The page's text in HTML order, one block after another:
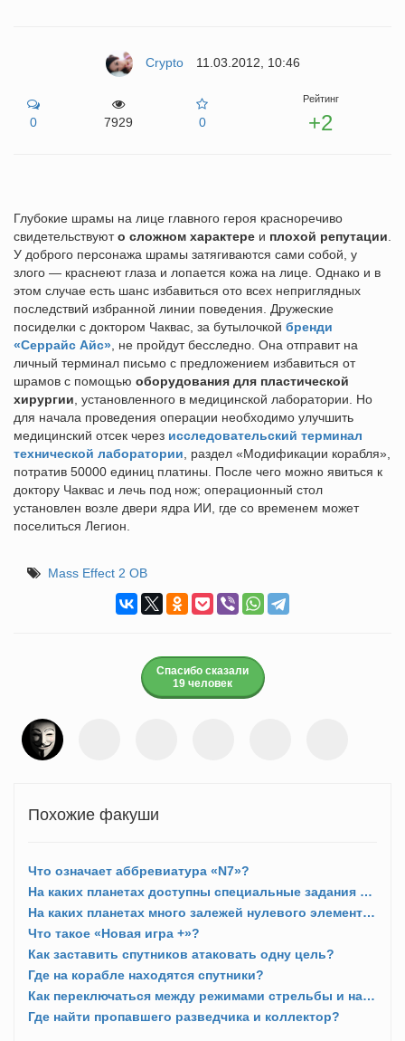
Crypto 11.03.2012, 10:46
0 7929 0
Рейтинг
+2
Глубокие шрамы на лице главного героя красноречиво
свидетельствуюто сложном характере и плохой репутации
У доброго персонажа шрамы затягиваются сами собой, у
злого — краснеют глаза и лопается кожа на лице. Однако и в
этом случае есть шанс избавиться ото всех неприглядных
последствий избранной линии поведения. Дружеские
посиделки с доктором Чаквас, за бутылочкой бренди
«Серрайс Айс» , не пройдут бесследно. Она отправит на
личный терминал письмо с предложением избавиться от
шрамов с помощью оборудования для пластической
хирургии , установленного в медицинской лаборатории. Но
для начала проведения операции необходимо улучшить
медицинский отсек через исследовательский терминал
технической лаборатории , раздел «Модификации корабля»,
потратив 50000 единиц платины. После чего можно явиться к
доктору Чаквас и лечь под нож; операционный стол
установлен возле двери ядра ИИ, где со временем может
поселиться Легион.
Mass Effect 2 ОВ
Спасибо сказали
19 человек
Похожие факуши
Что означает аббревиатура «N7»?
На каких планетах доступны специальные задания N7?
На каких планетах много залежей нулевого элемента?
Что такое «Новая игра +»?
Как заставить спутников атаковать одну цель?
Где на корабле находятся спутники?
Как переключаться между режимами стрельбы и настройками оружия?
Где найти пропавшего разведчика и коллектор?